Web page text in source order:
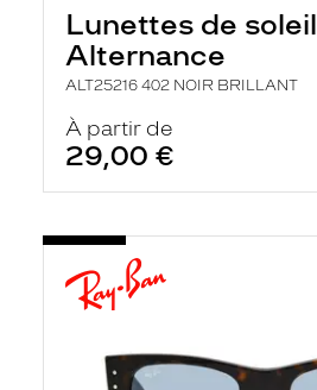
Lunettes de soleil
Alternance
ALT25216 402 NOIR BRILLANT
À partir de
29,00 €